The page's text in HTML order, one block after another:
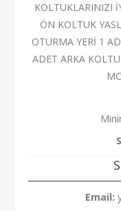
KOLTUKLARINIZI
ÖN KOLTUK
OTURMA YERİ 1
ADET ARKA
Email: